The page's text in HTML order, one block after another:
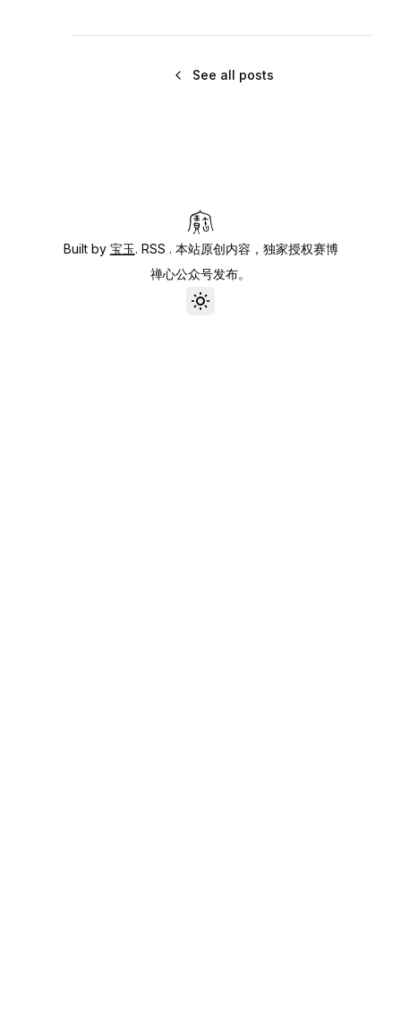
See all posts
Built by 宝玉. RSS . 本站原创内容，独家授权赛博
禅心公众号发布。
Toggle theme